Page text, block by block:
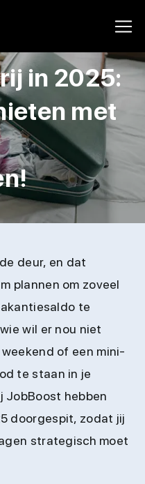
in 2025:
met
deur, en dat
plannen om zoveel
te
wil er nou niet
of een mini-
te staan in je
JobBoost hebben
doorgespit, zodat jij
strategisch moet